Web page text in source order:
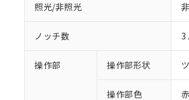
照光/非照光
ノッチ数 3
操作部 操作部形状
操作部色 赤